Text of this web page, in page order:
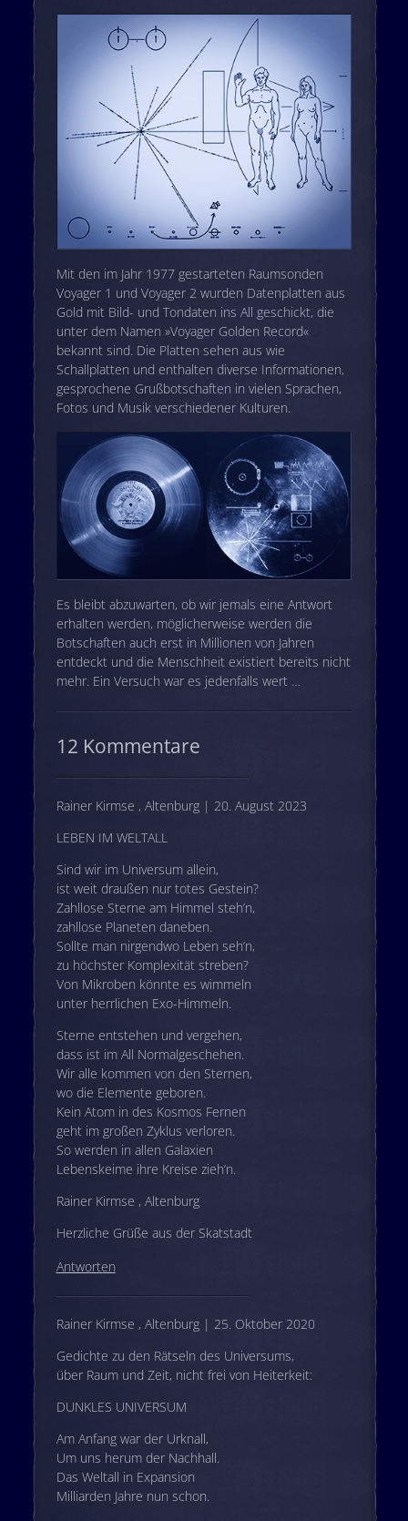
Mit den im Jahr 1977 gestarteten Raumsonden
Voyager 1 und Voyager 2 wurden Datenplatten aus
Gold mit Bild- und Tondaten ins All geschickt, die
unter dem Namen »Voyager Golden Record«
bekannt sind. Die Platten sehen aus wie
Schallplatten und enthalten diverse Informationen,
gesprochene Grußbotschaften in vielen Sprachen,
Fotos und Musik verschiedener Kulturen.
Es bleibt abzuwarten, ob wir jemals eine Antwort
erhalten werden, möglicherweise werden die
Botschaften auch erst in Millionen von Jahren
entdeckt und die Menschheit existiert bereits nicht
mehr. Ein Versuch war es jedenfalls wert …
12 Kommentare
Rainer Kirmse , Altenburg | 20. August 2023
LEBEN IM WELTALL
Sind wir im Universum allein,
ist weit draußen nur totes Gestein?
Zahllose Sterne am Himmel steh’n,
zahllose Planeten daneben.
Sollte man nirgendwo Leben seh’n,
zu höchster Komplexität streben?
Von Mikroben könnte es wimmeln
unter herrlichen Exo-Himmeln.
Sterne entstehen und vergehen,
dass ist im All Normalgeschehen.
Wir alle kommen von den Sternen,
wo die Elemente geboren.
Kein Atom in des Kosmos Fernen
geht im großen Zyklus verloren.
So werden in allen Galaxien
Lebenskeime ihre Kreise zieh’n.
Rainer Kirmse , Altenburg
Herzliche Grüße aus der Skatstadt
Antworten
Rainer Kirmse , Altenburg | 25. Oktober 2020
Gedichte zu den Rätseln des Universums,
über Raum und Zeit, nicht frei von Heiterkeit:
DUNKLES UNIVERSUM
Am Anfang war der Urknall,
Um uns herum der Nachhall.
Das Weltall in Expansion
Milliarden Jahre nun schon.